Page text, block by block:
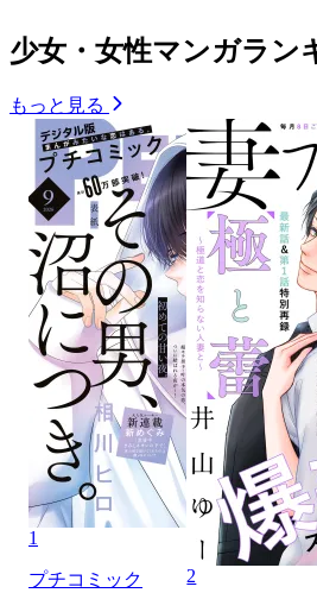
少女・女性マンガラン
もっと見る
1
プチコミック
2